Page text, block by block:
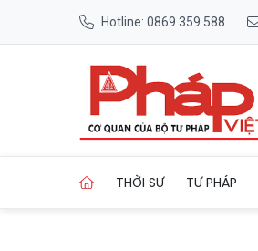
Hotline: 0869 359 588
THỜI SỰ TƯ PHÁP